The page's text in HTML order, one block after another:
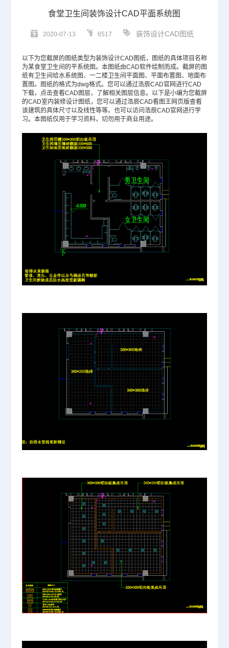
食堂卫生间装饰设计CAD平面系统图
2020-07-13 6517 装饰设计CAD图纸
以下为您截屏的图纸类型为装饰设计CAD图纸，图纸的具体项目名称
为某食堂卫生间的平系统图。本图纸由CAD软件绘制而成。截屏的图
纸有卫生间给水系统图、一二楼卫生间平面图、平面布置图、地面布
置图。图纸的格式为dwg格式。您可以通过浩辰CAD官网进行CAD
下载，点击查看CAD图层，了解相关图层信息。以下是小编为您截屏
的CAD室内装修设计图纸，您可以通过浩辰CAD看图王网页版查看
该建筑的具体尺寸以及线性等等。也可以访问浩辰CAD官网进行学
习。本图纸仅用于学习资料，切勿用于商业用途。